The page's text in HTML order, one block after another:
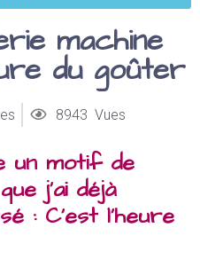
machine
du goûter
8943 Vues
un motif de
j’ai déjà
: C’est l’heure